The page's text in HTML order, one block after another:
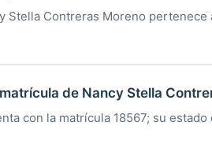
Stella Contreras Moreno pertenece
de Nancy Stella
con la matrícula 18567; su